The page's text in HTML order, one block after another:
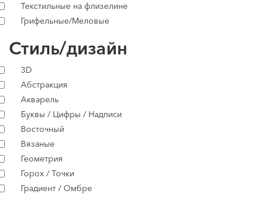
Текстильные на флизелине
Грифельные/Меловые
Стиль/дизайн
3D
Абстракция
Акварель
Буквы / Цифры / Надписи
Восточный
Вязаные
Геометрия
Горох / Точки
Градиент / Омбре